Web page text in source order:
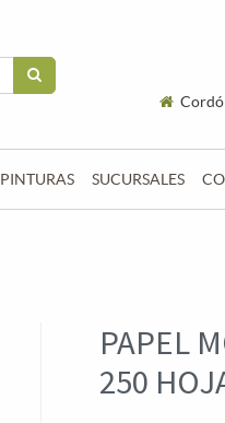
PINTURAS SUCURSALES
PAPEL
250